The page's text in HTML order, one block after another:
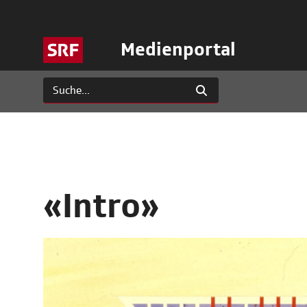
Medienportal
«Intro»